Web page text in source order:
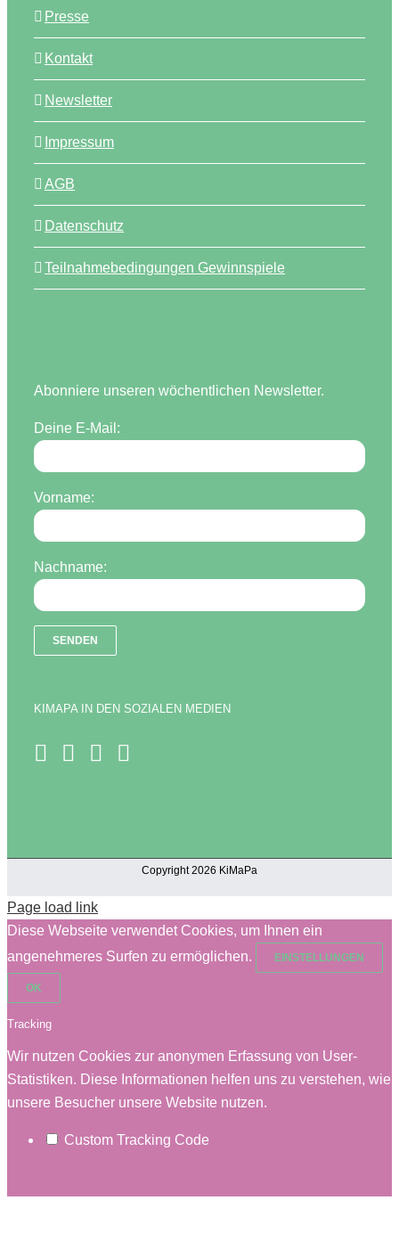
Presse
Kontakt
Newsletter
Impressum
AGB
Datenschutz
Teilnahmebedingungen Gewinnspiele
Abonniere unseren wöchentlichen Newsletter.
Deine E-Mail:
Vorname:
Nachname:
KIMAPA IN DEN SOZIALEN MEDIEN
Copyright 2026 KiMaPa
Page load link
Diese Webseite verwendet Cookies, um Ihnen ein
angenehmeres Surfen zu ermöglichen.
EINSTELLUNGEN
OK
Tracking
Wir nutzen Cookies zur anonymen Erfassung von User-
Statistiken. Diese Informationen helfen uns zu verstehen, wie
unsere Besucher unsere Website nutzen.
Custom Tracking Code